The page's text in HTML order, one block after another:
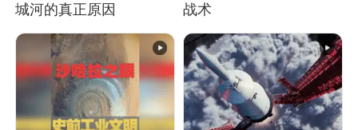
城河的真正原因
战术